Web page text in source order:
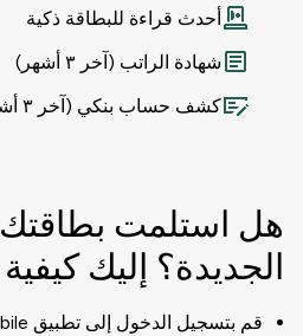
أحدث قراءة للبطاقة ذكية
شهادة الراتب (آخر ٣ أشهر)
كشف حساب بنكي (آخر ٣ أشهر)
هل استلمت بطاقتك
الجديدة؟ إليك كيفية